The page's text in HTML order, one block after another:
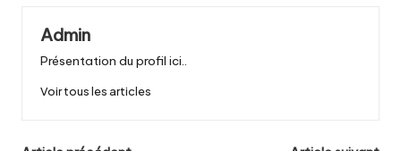
Admin
Présentation du profil ici..
Voir tous les articles